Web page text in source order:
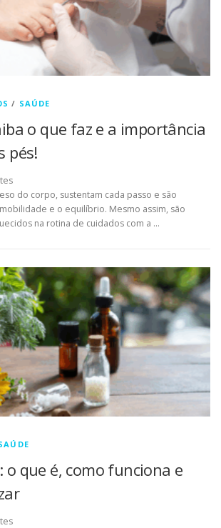
/ SAÚDE
o que faz e a importância
pés!
do corpo, sustentam cada passo e são
e o equilíbrio. Mesmo assim, são
na rotina de cuidados com a …
o que é, como funciona e